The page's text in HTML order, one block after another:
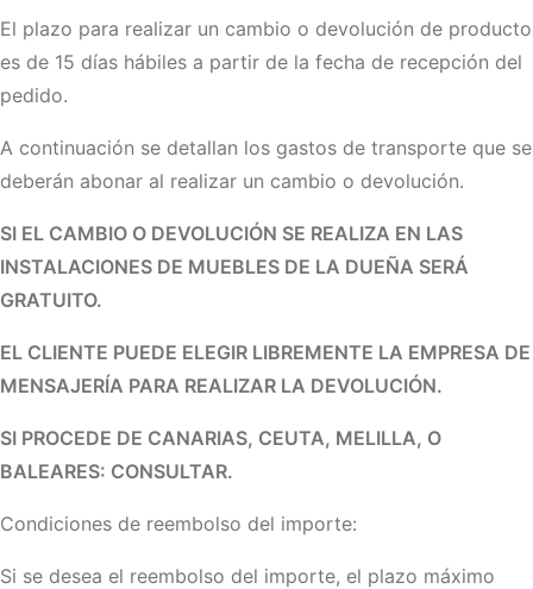
El plazo para realizar un cambio o devolución de producto
es de 15 días hábiles a partir de la fecha de recepción del
pedido.
A continuación se detallan los gastos de transporte que se
deberán abonar al realizar un cambio o devolución.
SI EL CAMBIO O DEVOLUCIÓN SE REALIZA EN LAS
INSTALACIONES DE MUEBLES DE LA DUEÑA SERÁ
GRATUITO.
EL CLIENTE PUEDE ELEGIR LIBREMENTE LA EMPRESA DE
MENSAJERÍA PARA REALIZAR LA DEVOLUCIÓN.
SI PROCEDE DE CANARIAS, CEUTA, MELILLA, O
BALEARES: CONSULTAR.
Condiciones de reembolso del importe:
Si se desea el reembolso del importe, el plazo máximo